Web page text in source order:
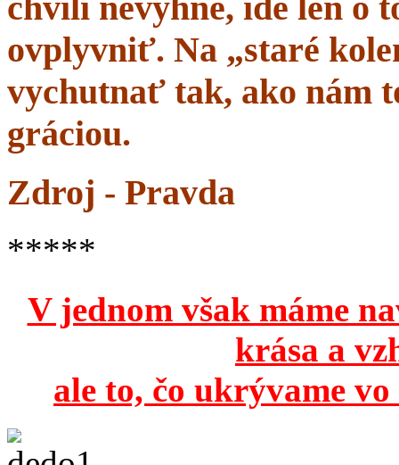
ovplyvniť. Na „staré
vychutnať tak, ako nám
gráciou.
Zdroj - Pravda
*****
V jednom však máme
krása a
ale to, čo ukrývame